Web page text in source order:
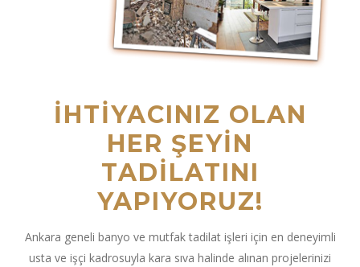
İHTIYACINIZ OLAN
HER ŞEYIN
TADILATINI
YAPIYORUZ!
Ankara geneli banyo ve mutfak tadilat işleri için en deneyimli
usta ve işçi kadrosuyla kara sıva halinde alınan projelerinizi